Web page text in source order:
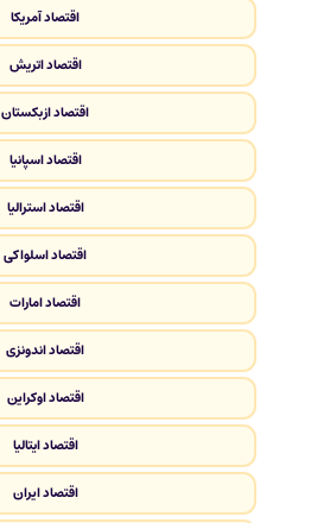
اقتصاد آمریکا
اقتصاد اتریش
اقتصاد ازبکستان
اقتصاد اسپانیا
اقتصاد استرالیا
اقتصاد اسلواکی
اقتصاد امارات
اقتصاد اندونزی
اقتصاد اوکراین
اقتصاد ایتالیا
اقتصاد ایران